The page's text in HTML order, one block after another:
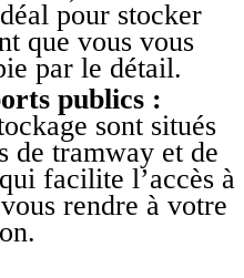
pour stocker
que vous vous
par le détail.
publics :
sont situés
de tramway et de
facilite l’accès à
rendre à votre